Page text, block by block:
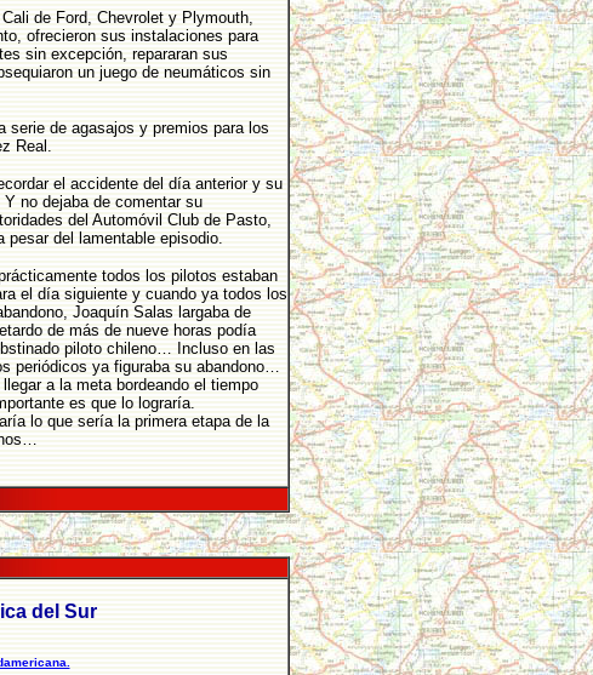
de Ford, Chevrolet y Plymouth,
ofrecieron sus instalaciones para
sin excepción, repararan sus
un juego de neumáticos sin
serie de agasajos y premios para los
Real.
el accidente del día anterior y su
no dejaba de comentar su
del Automóvil Club de Pasto,
pesar del lamentable episodio.
todos los pilotos estaban
el día siguiente y cuando ya todos los
Joaquín Salas largaba de
de más de nueve horas podía
piloto chileno… Incluso en las
periódicos ya figuraba su abandono…
a la meta bordeando el tiempo
es que lo lograría.
lo que sería la primera etapa de la
del Sur